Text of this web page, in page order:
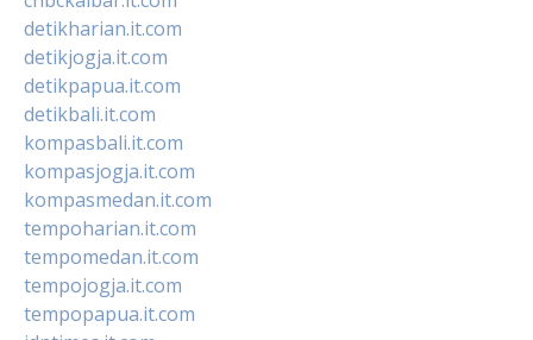
detikharian.it.com
detikjogja.it.com
detikpapua.it.com
detikbali.it.com
kompasbali.it.com
kompasjogja.it.com
kompasmedan.it.com
tempoharian.it.com
tempomedan.it.com
tempojogja.it.com
tempopapua.it.com